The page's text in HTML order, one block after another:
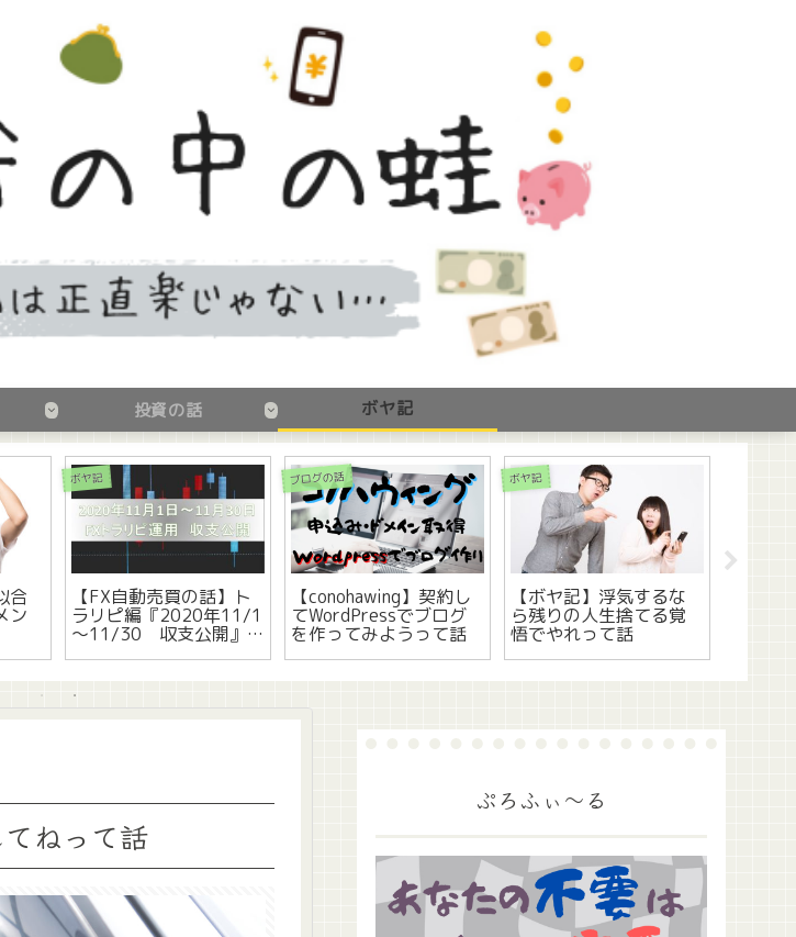
投資の話 ボヤ記
合
ン
ボヤ記
【FX自動売買の話】ト
ラリピ編『2020年11/1
～11/30 収支公開』
って話
ブログの話
【conohawing】契約し
てWordPressでブログ
を作ってみようって話
ボヤ記
【ボヤ記】浮気するな
ら残りの人生捨てる覚
悟でやれって話
ねって話
ぷろふぃ～る